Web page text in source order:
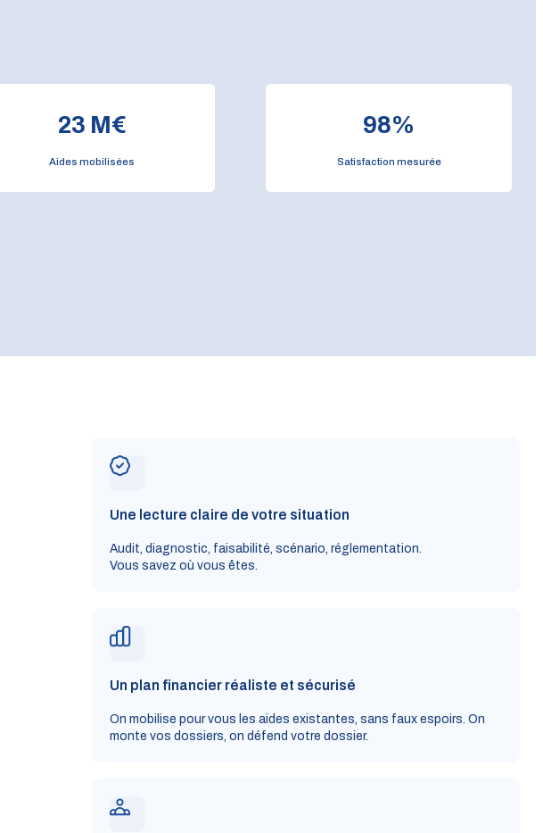
23M€
Aides mobilisées
98%
Satisfaction mesurée
Une lecture claire de votre situation
Audit, diagnostic, faisabilité, scénario, réglementation.
Vous savez où vous êtes.
Un plan financier réaliste et sécurisé
On mobilise pour vous les aides existantes, sans faux espoirs. On
monte vos dossiers, on défend votre dossier.